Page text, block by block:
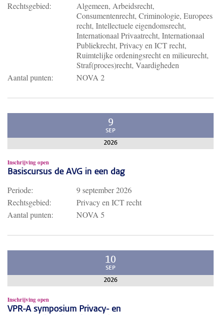
Rechtsgebied:
Algemeen, Arbeidsrecht,
Consumentenrecht, Criminologie, Europees
recht, Intellectuele eigendomsrecht,
Internationaal Privaatrecht, Internationaal
Publiekrecht, Privacy en ICT recht,
Ruimtelijke ordeningsrecht en milieurecht,
Straf(proces)recht, Vaardigheden
Aantal punten:
NOVA 2
9
SEP
2026
Inschrijving open
Basiscursus de AVG in een dag
Periode:
9 september 2026
Rechtsgebied:
Privacy en ICT recht
Aantal punten:
NOVA 5
10
SEP
2026
Inschrijving open
VPR-A symposium Privacy- en